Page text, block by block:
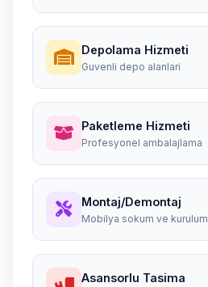
Depolama Hizmeti
Guvenli depo alanlari
Paketleme Hizmeti
Profesyonel ambalajlama
Montaj/Demontaj
Mobilya sokum ve kurulum
Asansorlu Tasima